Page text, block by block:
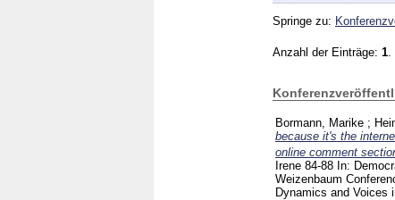
Springe zu:
Anzahl der Einträge: 1
Bormann, Marike ;
because it's the
online comment
Irene 84-88 In:
Weizenbaum
Dynamics and Voices